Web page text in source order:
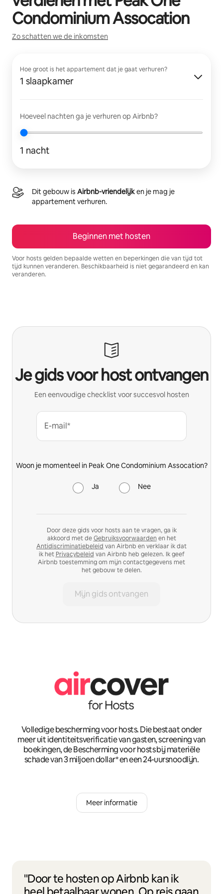
Condominium Assocation
Zo schatten we de inkomsten
Hoe groot is het appartement dat je gaat verhuren?
1 slaapkamer
Hoeveel nachten ga je verhuren op Airbnb?
1 nacht
Dit gebouw is Airbnb-vriendelijken je mag je
appartement verhuren.
Beginnen met hosten
Voor hosts gelden bepaalde wetten en beperkingen die van tijd tot
tijd kunnen veranderen. Beschikbaarheid is niet gegarandeerd en kan
veranderen.
Je gids voor host ontvangen
Een eenvoudige checklist voor succesvol hosten
E-mail*
Woon je momenteel in Peak One Condominium Assocation?
Ja Nee
Door deze gids voor hosts aan te vragen, ga ik
akkoord met deGebruiksvoorwaarden en het
Antidiscriminatiebeleid van Airbnb en verklaar ik dat
ik het Privacybeleid van Airbnb heb gelezen. Ik geef
Airbnb toestemming om mijn contactgegevens met
het gebouw te delen.
Mijn gids ontvangen
Volledige bescherming voor hosts. Die bestaat onder
meer uit identiteitsverificatie van gasten, screening van
boekingen, de Bescherming voor hosts bij materiële
schade van 3 miljoen dollar* en een 24-uursnoodlijn.
Meer informatie
"Door te hosten op Airbnb kan ik